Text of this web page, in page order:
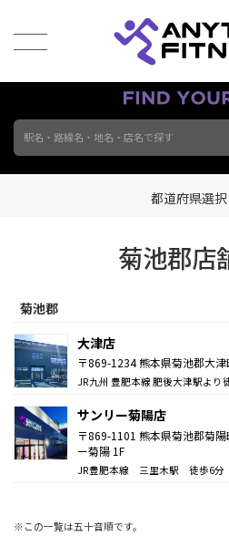
駅名・路線名・地名・店名で探す
都道府県選択
菊池郡店
菊池郡
大津店
〒869-1234 熊本県菊池郡大
JR九州 豊肥本線 肥後大津駅より
サンリー菊陽店
〒869-1101 熊本県菊池郡菊
ー菊陽 1F
JR豊肥本線 三里木駅 徒歩6分
※この一覧は五十音順です。